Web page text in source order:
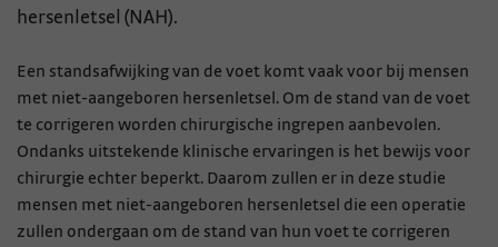
hersenletsel (NAH).
Een standsafwijking van de voet komt vaak voor bij mensen
met niet-aangeboren hersenletsel. Om de stand van de voet
te corrigeren worden chirurgische ingrepen aanbevolen.
Ondanks uitstekende klinische ervaringen is het bewijs voor
chirurgie echter beperkt. Daarom zullen er in deze studie
mensen met niet-aangeboren hersenletsel die een operatie
zullen ondergaan om de stand van hun voet te corrigeren